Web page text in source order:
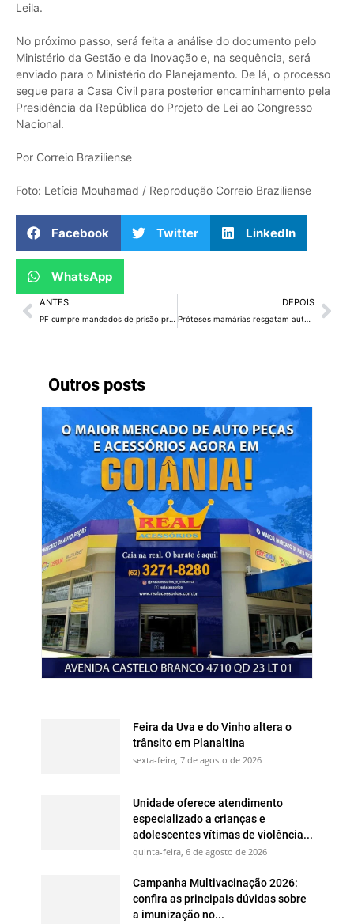
Outros posts
Feira da Uva e do Vinho altera o
trânsito em Planaltina
sexta-feira, 7 de agosto de 2026
Unidade oferece atendimento
especializado a crianças e
adolescentes vítimas de violência...
quinta-feira, 6 de agosto de 2026
Campanha Multivacinação 2026:
confira as principais dúvidas sobre
a imunização no...
Leila.
No próximo passo, será feita a análise do documento pelo
Ministério da Gestão e da Inovação e, na sequência, será
enviado para o Ministério do Planejamento. De lá, o processo
segue para a Casa Civil para posterior encaminhamento pela
Presidência da República do Projeto de Lei ao Congresso
Nacional.
Por Correio Braziliense
Foto: Letícia Mouhamad / Reprodução Correio Braziliense
Facebook Twitter LinkedIn
WhatsApp
ANTES DEPOIS